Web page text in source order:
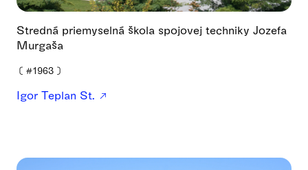
Stredná priemyselná škola spojovej techniky Jozefa
Murgaša
❪ #1963 ❫
Igor Teplan St.